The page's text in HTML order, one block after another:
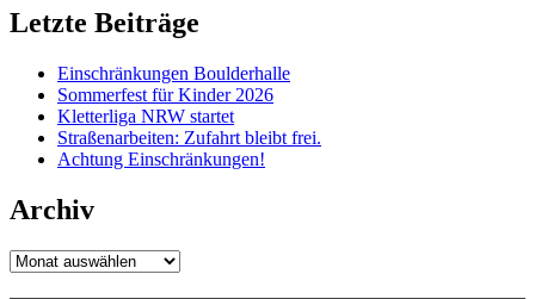
Letzte Beiträge
Einschränkungen Boulderhalle
Sommerfest für Kinder 2026
Kletterliga NRW startet
Straßenarbeiten: Zufahrt bleibt frei.
Achtung Einschränkungen!
Archiv
Archiv